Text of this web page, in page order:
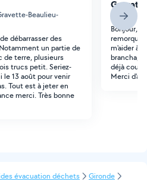
Beaulieu-
débarrasser des
un partie de
de terre, plusieurs
trucs petit. Seriez-
le 13 août pour venir
Tout est à jeter en
merci. Très bonne
Gravats
Floirac
Bonjour,
remorque
m'aider à
déjà
Merci
évacuation déchets
Gironde